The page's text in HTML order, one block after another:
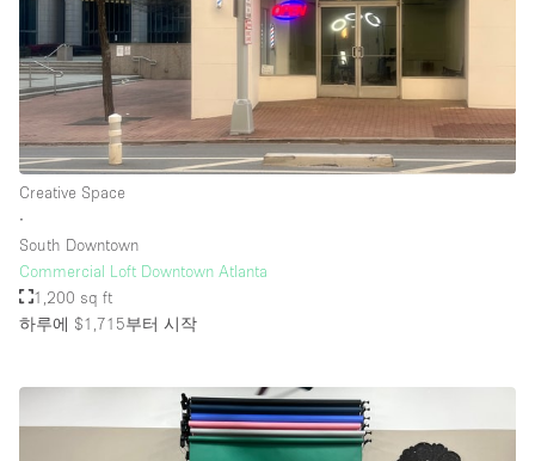
Creative Space
∙
South Downtown
Commercial Loft Downtown Atlanta
1,200 sq ft
하루에 $1,715부터 시작